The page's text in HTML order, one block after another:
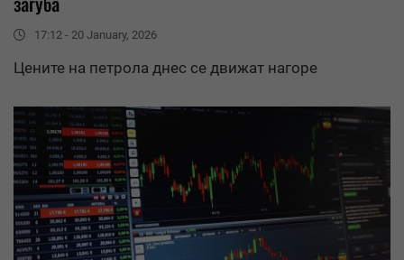
17:12 - 20 January, 2026
Цените на петрола днес се движат нагоре